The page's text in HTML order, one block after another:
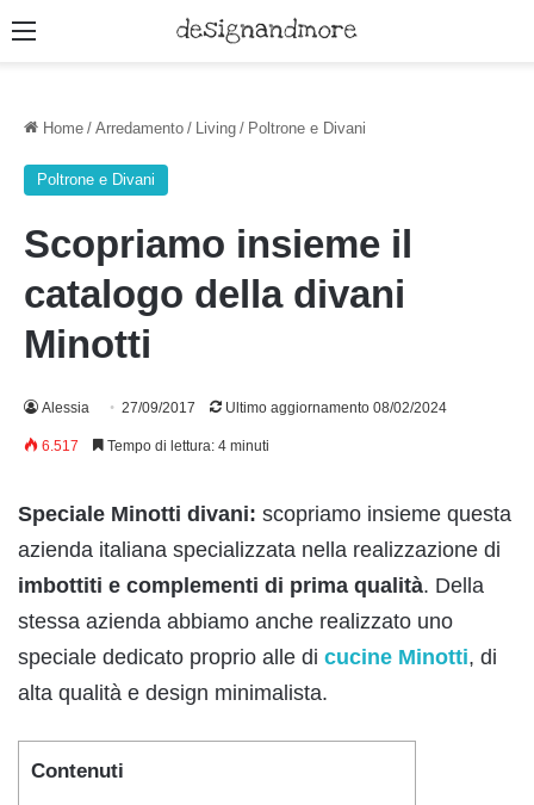
Menu
Home / Arredamento / Living / Poltrone e Divani
Poltrone e Divani
Scopriamo insieme il
catalogo della divani
Minotti
Alessia 27/09/2017 Ultimo aggiornamento 08/02/2024
6.517 Tempo di lettura: 4 minuti
Speciale Minotti divani: scopriamo insieme questa
azienda italiana specializzata nella realizzazione di
imbottiti e complementi di prima qualità. Della
stessa azienda abbiamo anche realizzato uno
speciale dedicato proprio alle di cucine Minotti, di
alta qualità e design minimalista.
Contenuti